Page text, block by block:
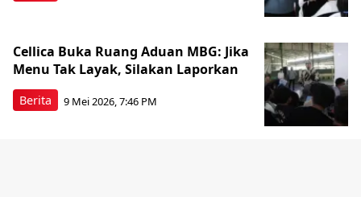
Berita
Cellica Buka Ruang Aduan MBG: Jika
Menu Tak Layak, Silakan Laporkan
9 Mei 2026, 7:46 PM